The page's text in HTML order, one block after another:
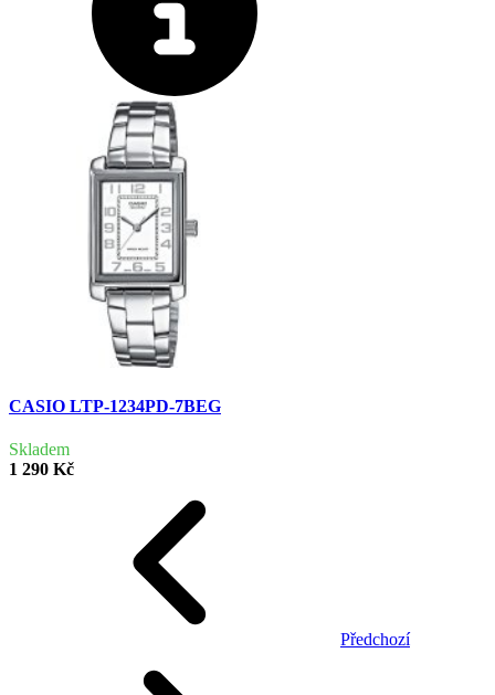
CASIO LTP-1234PD-7BEG
Skladem
1 290 Kč
Předchozí